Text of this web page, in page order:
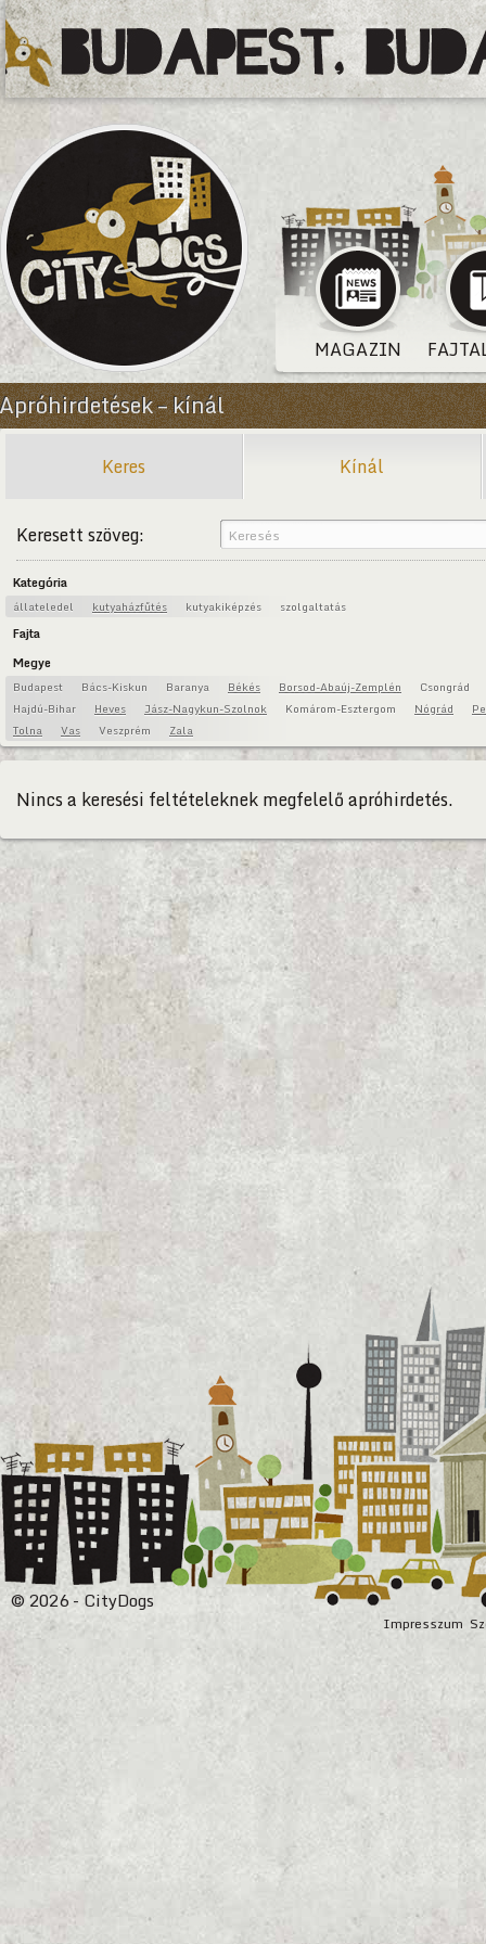
MAGAZIN
Apróhirdetések – kínál
Keres Kínál
Keresett szöveg:
Kategória
állateledel kutyaházfűtés kutyakiképzés szolgaltatás
Fajta
Megye
Budapest Bács-Kiskun Baranya Békés Borsod-Abaúj-Zemplén
Csongrád
Hajdú-Bihar
Heves Jász-Nagykun-Szolnok Komárom-Esztergom Nógrád
Tolna
Vas Veszprém Zala
Nincs a keresési feltételeknek megfelelő apróhirdetés.
Impresszum
© 2026 - CityDogs